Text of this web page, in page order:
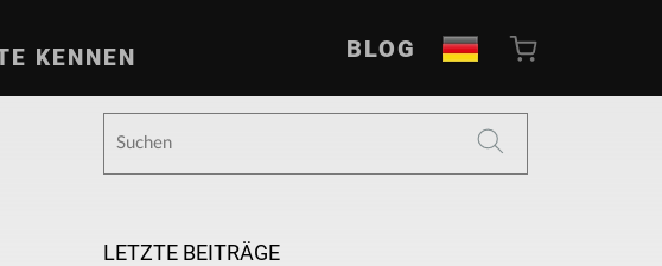
KENNEN BLOG
LETZTE BEITRÄGE